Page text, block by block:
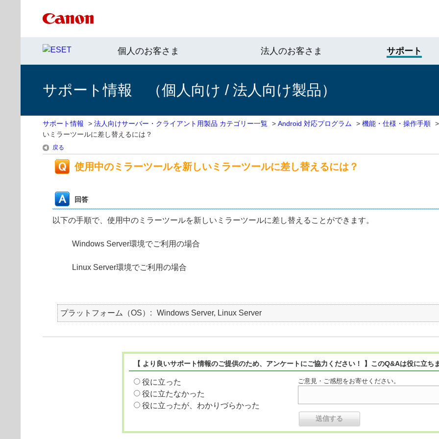
個人のお客さま 法人のお客さま サポート
サポート情報 （個人向け / 法人向け製品）
サポート情報 > 法人向けサーバー・クライアント用製品 カテゴリー一覧 > Android 対応プログラム > 機能・仕様・操作手順 >
いミラーツールに差し替えるには？
戻る
使用中のミラーツールを新しいミラーツールに差し替えるには？
回答
以下の手順で、使用中のミラーツールを新しいミラーツールに差し替えることができます。
Windows Server環境でご利用の場合
Linux Server環境でご利用の場合
プラットフォーム（OS） Windows Server, Linux Server
【 より良いサポート情報のご提供のため、アンケートにご協力ください！ 】このQ&Aは役に立ち
役に立った
役に立たなかった
役に立ったが、わかりづらかった
ご意見・ご感想をお寄せください。